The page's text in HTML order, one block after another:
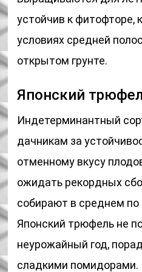
устойчив к фитофторе,
условиях средней
открытом грунте.
Японский
Индетерминантный
дачникам за
отменному вкусу
ожидать рекордных
собирают в среднем по
Японский трюфель не
неурожайный год,
сладкими помидорами.